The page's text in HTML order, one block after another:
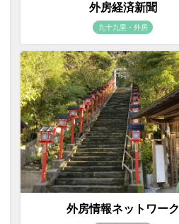
外房経済新聞
九十九里・外房
外房情報ネットワーク